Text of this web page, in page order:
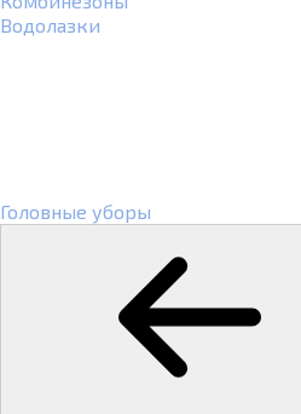
Водолазки
Головные уборы